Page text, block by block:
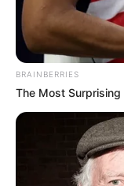
Posted
in
Friss hírek
Polgár
miatt:
BRAINBERRIES
The Most